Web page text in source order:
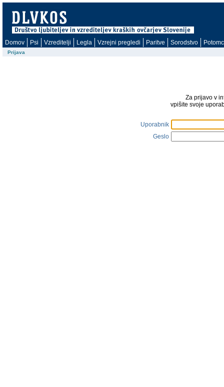
Domov Psi Vzreditelji Legla Vzrejni pregledi Paritve Sorodstvo
Prijava
Za prijavo v
vpišite svoje
Uporabnik
Geslo